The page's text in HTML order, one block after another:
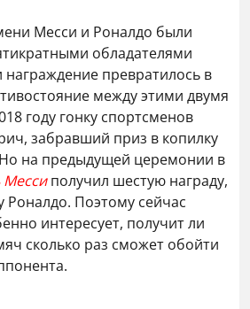
Месси и Роналдо были
обладателями
превратилось в
между этими двумя
году гонку спортсменов
забравший приз в копилку
на предыдущей церемонии в
получил шестую награду,
Поэтому сейчас
интересует, получит ли
сколько раз сможет обойти